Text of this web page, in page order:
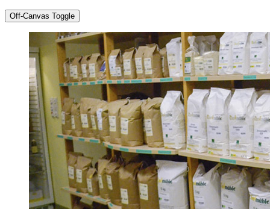
Off-Canvas Toggle